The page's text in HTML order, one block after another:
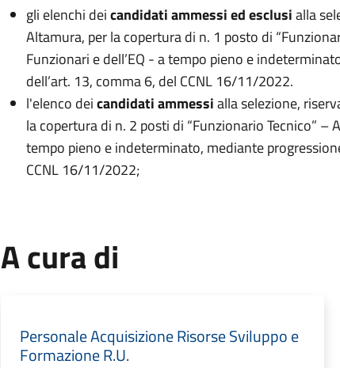
gli elenchi deicandidati ammessi ed esclusialla
Altamura, per la copertura di n. 1 posto di
Funzionari e dell’EQ - a tempo pieno e
dell’art. 13, comma 6, del CCNL 16/11/2022.
l'elenco deicandidati ammessialla selezione,
la copertura di n. 2 posti di “Funzionario Tecnico” –
tempo pieno e indeterminato, mediante
CCNL 16/11/2022;
A cura di
Personale Acquisizione Risorse Sviluppo e
Formazione R.U.